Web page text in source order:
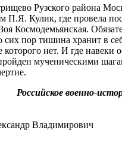
Рузского района
П.Я. Кулик, где провела
Космодемьянская.
сих пор тишина хранит в
нет. И где навеки
мученическими
Российское военно-
Владимирович